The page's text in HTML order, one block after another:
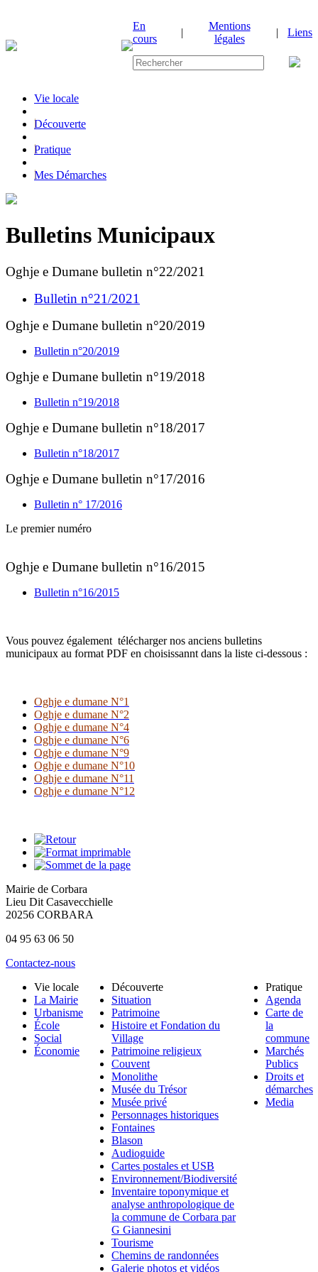
En
cours
|
Mentions
légales
| Liens
Vie locale
|Découverte
|Pratique
|Mes Démarches
Bulletins Municipaux
Oghje e Dumane bulletin n°22/2021
Bulletin n°21/2021
Oghje e Dumane bulletin n°20/2019
Bulletin n°20/2019
Oghje e Dumane bulletin n°19/2018
Bulletin n°19/2018
Oghje e Dumane bulletin n°18/2017
Bulletin n°18/2017
Oghje e Dumane bulletin n°17/2016
Bulletin n° 17/2016
Le premier numéro
Oghje e Dumane bulletin n°16/2015
Bulletin n°16/2015
Vous pouvez également télécharger nos anciens bulletins
municipaux au format PDF en choisissannt dans la liste ci-dessous :
Oghje e dumane N°1
Oghje e dumane N°2
Oghje e dumane N°4
Oghje e dumane N°6
Oghje e dumane N°9
Oghje e dumane N°10
Oghje e dumane N°11
Oghje e dumane N°12
Mairie de Corbara
Lieu Dit Casavecchielle
20256 CORBARA
04 95 63 06 50
Contactez-nous
Vie locale
La Mairie
Urbanisme
École
Social
Économie
Découverte
Situation
Patrimoine
Histoire et Fondation du
Village
Patrimoine religieux
Couvent
Monolithe
Musée du Trésor
Musée privé
Personnages historiques
Fontaines
Blason
Audioguide
Cartes postales et USB
Environnement/Biodiversité
Inventaire toponymique et
analyse anthropologique de
la commune de Corbara par
G Giannesini
Tourisme
Chemins de randonnées
Galerie photos et vidéos
Pratique
Agenda
Carte de
la
commune
Marchés
Publics
Droits et
démarches
Media